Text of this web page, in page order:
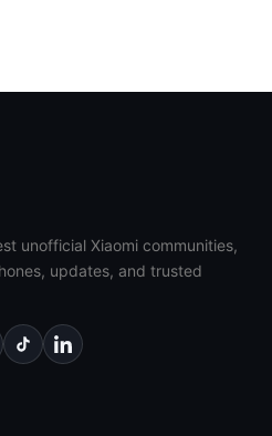
unofficial Xiaomi communities,
updates, and trusted